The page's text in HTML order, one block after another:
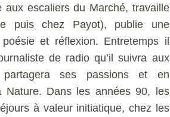
escaliers du Marché, travaille
puis chez Payot), publie une
et réflexion. Entretemps il
de radio qu’il suivra aux
ses passions et en
Nature. Dans les années 90, les
à valeur initiatique, chez les